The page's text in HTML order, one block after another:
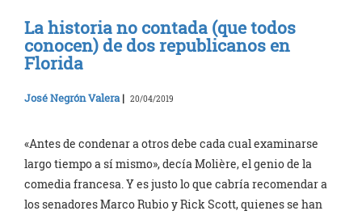
La historia no contada (que todos
conocen) de dos republicanos en
Florida
José Negrón Valera | 20/04/2019
«Antes de condenar a otros debe cada cual examinarse
largo tiempo a sí mismo», decía Molière, el genio de la
comedia francesa. Y es justo lo que cabría recomendar a
los senadores Marco Rubio y Rick Scott, quienes se han